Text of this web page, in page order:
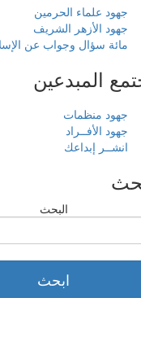
جهود علماء الحرمين
جهود الأزهر الشريف
مائة سؤال وجواب عن
المبدعين
جهود منظمات
جهود الأفــراد
انشــر إبداعك
البحث